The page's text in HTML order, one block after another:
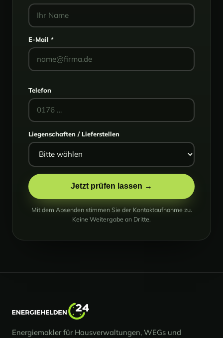
E-Mail *
Telefon
Liegenschaften / Lieferstellen
Jetzt prüfen lassen →
Mit dem Absenden stimmen Sie der Kontaktaufnahme zu.
Keine Weitergabe an Dritte.
Energiemakler für Hausverwaltungen, WEGs und